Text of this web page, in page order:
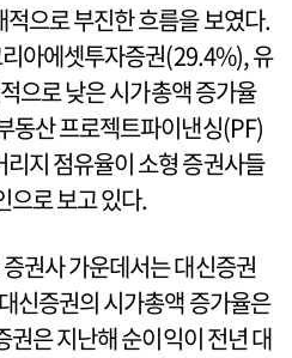
으로 부진한 흐름을 보였다.
아에셋투자증권(29.4%), 유
으로 낮은 시가총액 증가율
동산 프로젝트파이낸싱(PF)
지 점유율이 소형 증권사들
으로 보고 있다.
권사 가운데서는 대신증권
신증권의 시가총액 증가율은
은 지난해 순이익이 전년 대